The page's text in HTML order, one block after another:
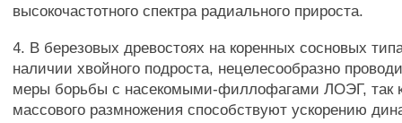
высокочастотного спектра радиального прироста.
4. В березовых древостоях на коренных сосновых
наличии хвойного подроста, нецелесообразно
меры борьбы с насекомыми-филлофагами ЛОЭГ, так
массового размножения способствуют ускорению